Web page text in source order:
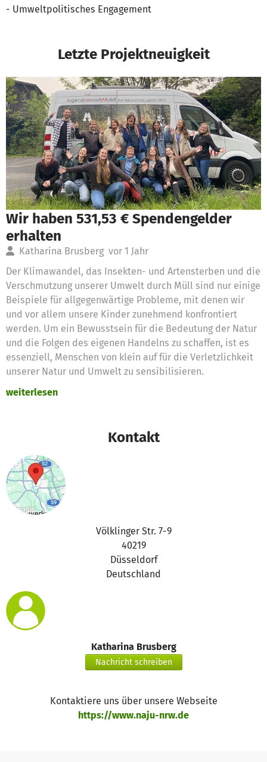
- Umweltpolitisches Engagement
Letzte Projektneuigkeit
Wir haben 531,53 € Spendengelder
erhalten
Katharina Brusberg vor 1 Jahr
Der Klimawandel, das Insekten- und Artensterben und die
Verschmutzung unserer Umwelt durch Müll sind nur einige
Beispiele für allgegenwärtige Probleme, mit denen wir
und vor allem unsere Kinder zunehmend konfrontiert
werden. Um ein Bewusstsein für die Bedeutung der Natur
und die Folgen des eigenen Handelns zu schaffen, ist es
essenziell, Menschen von klein auf für die Verletzlichkeit
unserer Natur und Umwelt zu sensibilisieren.
Ort, um gemeinsam die Natur vor der eigenen Haustür zu
erkunden. Im Programmangebot stehen z. B. Aktionen zu
den Themen Wald, Nachhaltigkeit und Artenvielfalt. Die
Programme orientieren sich sowohl an der klassischen
Umwelt- und Naturpädagogik als auch an einer Bildung
für nachhaltige Entwicklung (BNE). Das Angebot richtet
sich primär an Kitas, Grund- und weiterführende Schulen
sowie öffentliche Einrichtungen.
Besonders um unsere angestellten Pädagog*innen und
freiberuflichen Honorarkräfte vergüten zu können, sind wir
Zusätzlich werden Spenden für die Anschaffung von
Bildungs- und Werbematerialien, Öffentlichkeitsarbeit
und die Instandhaltung des JUM benötigt.
weiterlesen
Kontakt
Völklinger Str. 7-9
40219
Düsseldorf
Deutschland
Katharina Brusberg
Nachricht schreiben
Kontaktiere uns über unsere Webseite
https://www.naju-nrw.de